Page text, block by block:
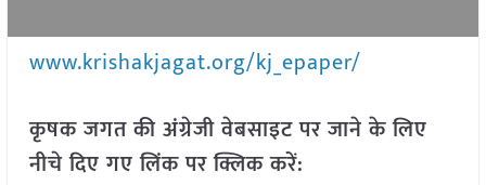
www.krishakjagat.org/kj_epaper/
कृषक जगत की अंग्रेजी वेबसाइट पर जाने के लिए
नीचे दिए गए लिंक पर क्लिक करें: